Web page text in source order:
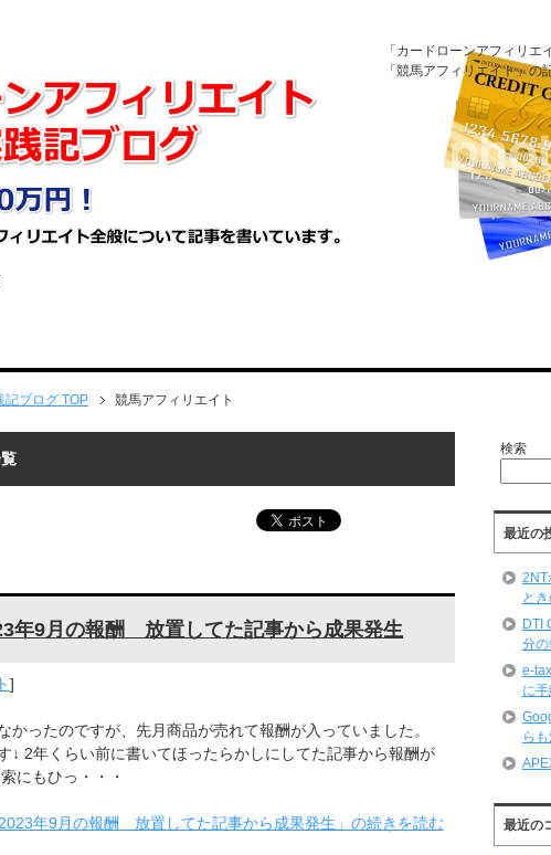
「カードローンアフィリ
「競馬アフィリエイト」の
記ブログ TOP 競馬アフィリエイト
年9月の報酬 放置してた記事から成果発生
]
かったのですが、先月商品が売れて報酬が入っていました。
↓ 2年くらい前に書いてほったらかしにしてた記事から報酬が
にもひっ・・・
年9月の報酬 放置してた記事から成果発生」の続きを読む
検索
最近の
2NT
と
DTI
分
e-
に
ら
最近の